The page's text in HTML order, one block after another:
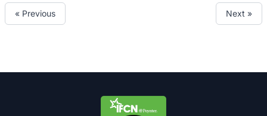
« Previous Next »